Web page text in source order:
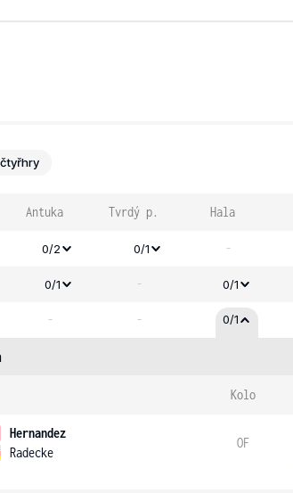
Antuka Tvrdý p. Hala
0/2 0/1 -
0/1 - 0/1
- - 0/1
Kolo
Hernandez
Radecke
OF